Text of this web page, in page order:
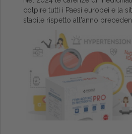
colpire tutti i Paesi europei e la
stabile rispetto all'anno